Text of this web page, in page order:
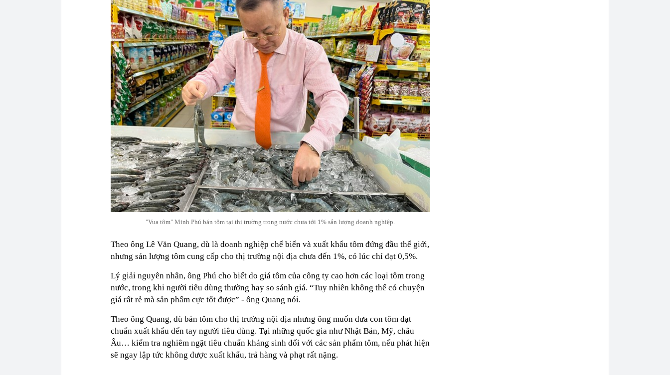
08:18
Toàn cảnh đại đô thị sinh thái 2 tỷ USD có 11km ven sông khiến MC Mai
Ngọc “phải lòng” ngay trên sóng livestream
"Vua tôm" Minh Phú bán tôm tại thị trường trong nước chưa tới 1% sản lượng doanh nghiệp.
Theo ông Lê Văn Quang, dù là doanh nghiệp chế biến và xuất khẩu tôm đứng đầu thế giới,
nhưng sản lượng tôm cung cấp cho thị trường nội địa chưa đến 1%, có lúc chỉ đạt 0,5%.
Lý giải nguyên nhân, ông Phú cho biết do giá tôm của công ty cao hơn các loại tôm trong
nước, trong khi người tiêu dùng thường hay so sánh giá. “Tuy nhiên không thể có chuyện
giá rất rẻ mà sản phẩm cực tốt được” - ông Quang nói.
Theo ông Quang, dù bán tôm cho thị trường nội địa nhưng ông muốn đưa con tôm đạt
chuẩn xuất khẩu đến tay người tiêu dùng. Tại những quốc gia như Nhật Bản, Mỹ, châu
Âu… kiểm tra nghiêm ngặt tiêu chuẩn kháng sinh đối với các sản phẩm tôm, nếu phát hiện
sẽ ngay lập tức không được xuất khẩu, trả hàng và phạt rất nặng.